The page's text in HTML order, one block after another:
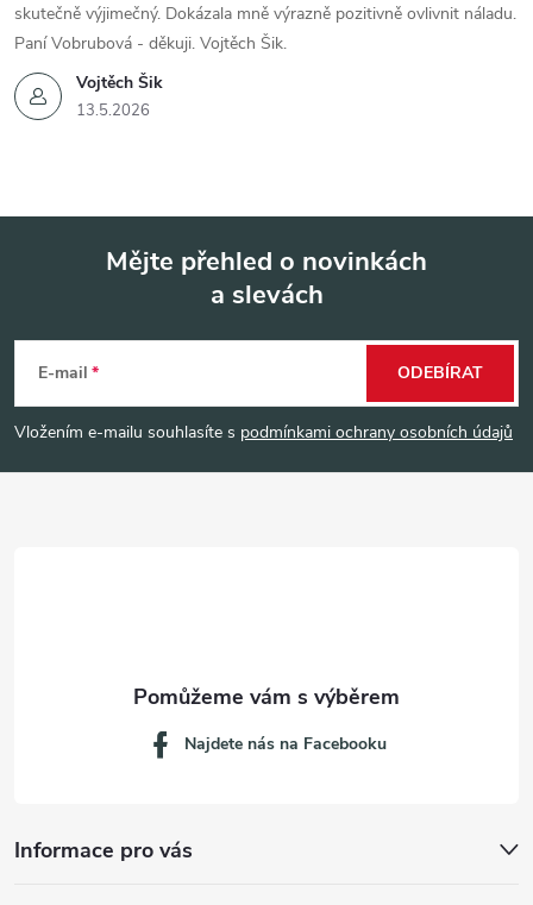
Vojtěch Šik
13.5.2026
skutečně výjimečný. Dokázala mně výrazně pozitivně ovlivnit náladu.
Paní Vobrubová - děkuji. Vojtěch Šik.
p
Mějte přehled o novinkách
a slevách
E-mail
Vložením e-mailu souhlasíte s podmínkami ochrany osobních údajů
ODEBÍRAT
Informace pro vás
Najdete nás na Facebooku